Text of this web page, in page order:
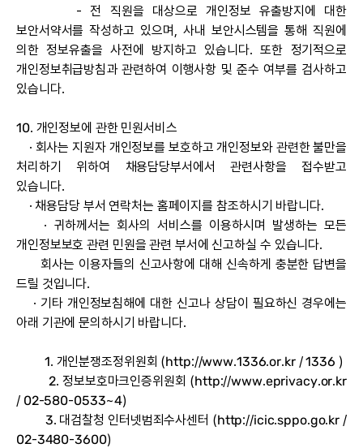
- 전 직원을 대상으로 개인정보 유출방지에 대한
보안서약서를 작성하고 있으며, 사내 보안시스템을 통해 직원에
의한 정보유출을 사전에 방지하고 있습니다. 또한 정기적으로
개인정보취급방침과 관련하여 이행사항 및 준수 여부를 검사하고
있습니다.
10. 개인정보에 관한 민원서비스
· 회사는 지원자 개인정보를 보호하고 개인정보와 관련한 불만을
처리하기 위하여 채용담당부서에서 관련사항을 접수받고
있습니다.
· 채용담당 부서 연락처는 홈페이지를 참조하시기 바랍니다.
· 귀하께서는 회사의 서비스를 이용하시며 발생하는 모든
개인정보보호 관련 민원을 관련 부서에 신고하실 수 있습니다.
회사는 이용자들의 신고사항에 대해 신속하게 충분한 답변을
드릴 것입니다.
· 기타 개인정보침해에 대한 신고나 상담이 필요하신 경우에는
아래 기관에 문의하시기 바랍니다.
1. 개인분쟁조정위원회 (http://www.1336.or.kr/ 1336 )
2. 정보보호마크인증위원회 (http://www.eprivacy.or.kr
/ 02-580-0533~4)
3. 대검찰청 인터넷범죄수사센터 (http://icic.sppo.go.kr /
02-3480-3600)